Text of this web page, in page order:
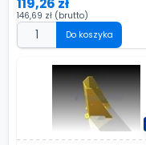
146,69 zł (brutto)
Do koszyka